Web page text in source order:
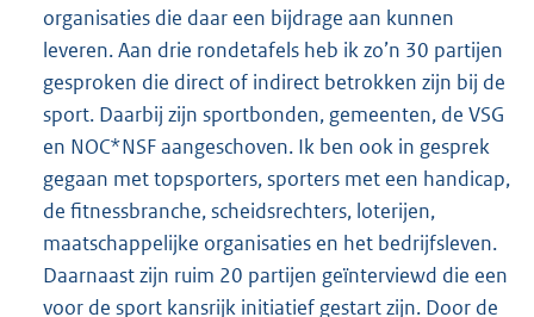
organisaties die daar een bijdrage aan kunnen
leveren. Aan drie rondetafels heb ik zo’n 30 partijen
gesproken die direct of indirect betrokken zijn bij de
sport. Daarbij zijn sportbonden, gemeenten, de VSG
en NOC*NSF aangeschoven. Ik ben ook in gesprek
gegaan met topsporters, sporters met een handicap,
de fitnessbranche, scheidsrechters, loterijen,
maatschappelijke organisaties en het bedrijfsleven.
Daarnaast zijn ruim 20 partijen geïnterviewd die een
voor de sport kansrijk initiatief gestart zijn. Door de